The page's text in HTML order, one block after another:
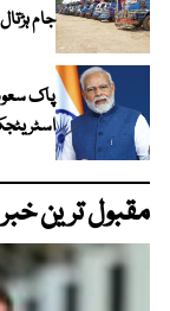
جام
پاک
مقبول ترین